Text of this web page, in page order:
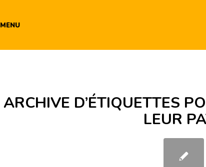
MENU
ARCHIVE D’ÉTIQUETTES
LEUR